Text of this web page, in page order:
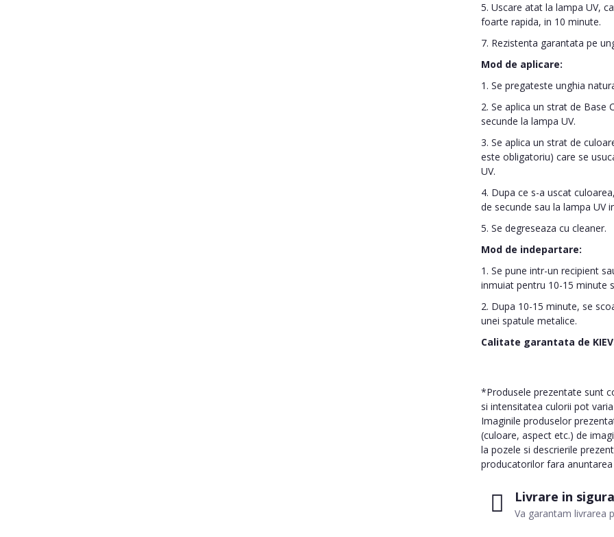
Livrare in
Va garantam livrarea
5. Uscare atat la lampa UV,
foarte rapida, in 10 minute.
7. Rezistenta garantata pe
Mod de aplicare:
1. Se pregateste unghia
2. Se aplica un strat de Base
secunde la lampa UV.
3. Se aplica un strat de
este obligatoriu) care se
UV.
4. Dupa ce s-a uscat
de secunde sau la lampa UV
5. Se degreseaza cu cleaner.
Mod de indepartare:
1. Se pune intr-un recipient
inmuiat pentru 10-15 minute
2. Dupa 10-15 minute, se
unei spatule metalice.
Calitate garantata de
*Produsele prezentate sunt
si intensitatea culorii pot
Imaginile produselor
(culoare, aspect etc.) de
la pozele si descrierile
producatorilor fara